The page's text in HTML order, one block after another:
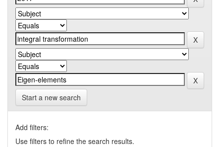
Start a new search
Add filters:
Use filters to refine the search results.